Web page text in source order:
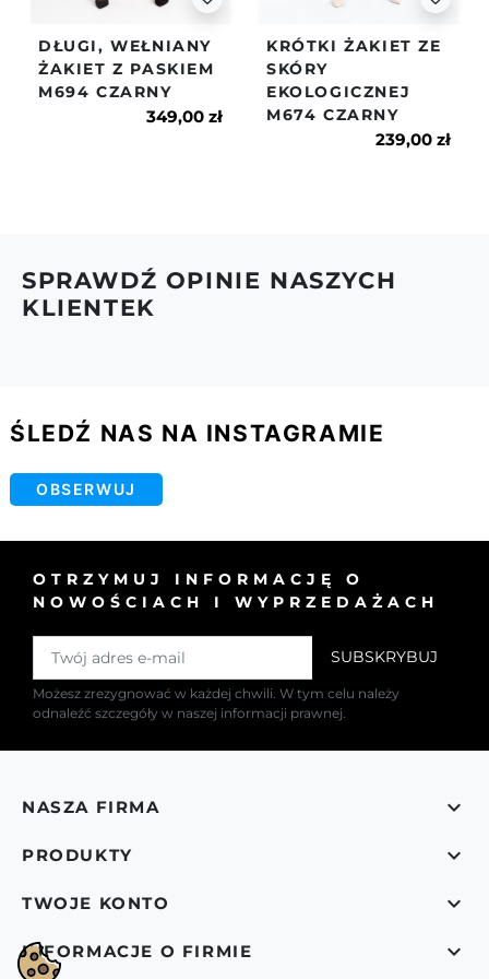
nie będzie spełniał warunków z pkt.2.
6.Więcej na temat dostaw i zwrotów znajdziesz w
naszym regulaminie.
DŁUGI, WEŁNIANY
ŻAKIET Z PASKIEM
M694 CZARNY
349,00 zł
KRÓTKI ŻAKIET ZE
SKÓRY
EKOLOGICZNEJ
M674 CZARNY
239,00 zł
SPRAWDŹ OPINIE NASZYCH
KLIENTEK
ŚLEDŹ NAS NA INSTAGRAMIE
OBSERWUJ
OTRZYMUJ INFORMACJĘ O
NOWOŚCIACH I WYPRZEDAŻACH
Możesz zrezygnować w każdej chwili. W tym celu należy
odnaleźć szczegóły w naszej informacji prawnej.
NASZA FIRMA 
PRODUKTY 
TWOJE KONTO 
INFORMACJE O FIRMIE 